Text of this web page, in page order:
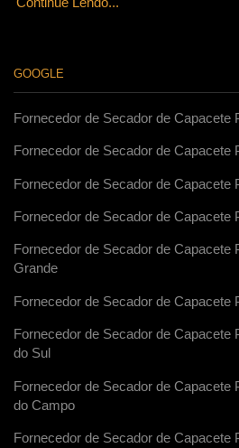
GOOGLE
Fornecedor de Secador de Capacete
Fornecedor de Secador de Capacete
Fornecedor de Secador de Capacete
Fornecedor de Secador de Capacete
Fornecedor de Secador de Capacete
Grande
Fornecedor de Secador de Capacete
Fornecedor de Secador de Capacete
do Sul
Fornecedor de Secador de Capacete
do Campo
Fornecedor de Secador de Capacete